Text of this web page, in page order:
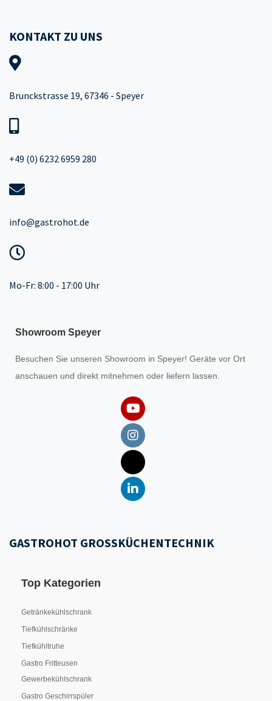
KONTAKT ZU UNS
Brunckstrasse 19, 67346 - Speyer
+49 (0) 6232 6959 280
info@gastrohot.de
Mo-Fr: 8:00 - 17:00 Uhr
Showroom Speyer
Besuchen Sie unseren Showroom in Speyer! Geräte vor Ort
anschauen und direkt mitnehmen oder liefern lassen.
GASTROHOT GROSSKÜCHENTECHNIK
Top Kategorien
Getränkekühlschrank
Tiefkühlschränke
Tiefkühltruhe
Gastro Fritteusen
Gewerbekühlschrank
Gastro Geschirrspüler